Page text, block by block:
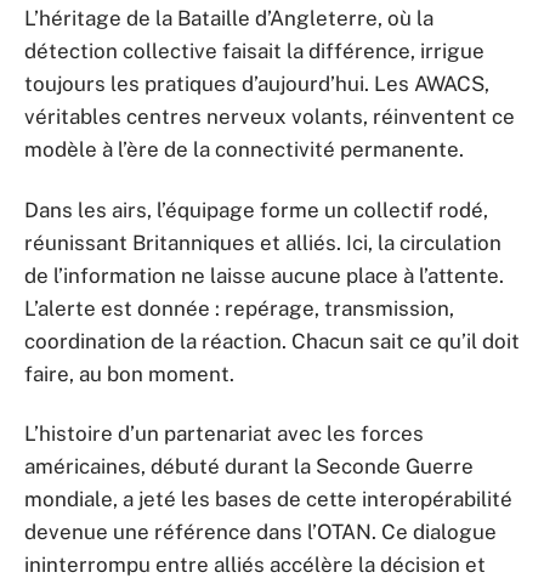
L’héritage de la Bataille d’Angleterre, où la
détection collective faisait la différence, irrigue
toujours les pratiques d’aujourd’hui. Les AWACS,
véritables centres nerveux volants, réinventent ce
modèle à l’ère de la connectivité permanente.
Dans les airs, l’équipage forme un collectif rodé,
réunissant Britanniques et alliés. Ici, la circulation
de l’information ne laisse aucune place à l’attente.
L’alerte est donnée : repérage, transmission,
coordination de la réaction. Chacun sait ce qu’il doit
faire, au bon moment.
L’histoire d’un partenariat avec les forces
américaines, débuté durant la Seconde Guerre
mondiale, a jeté les bases de cette interopérabilité
devenue une référence dans l’OTAN. Ce dialogue
ininterrompu entre alliés accélère la décision et